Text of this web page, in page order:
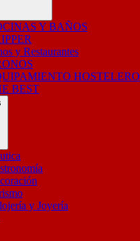
Y BAÑOS
y Restaurantes
HOSTELERO
BEST
y Joyería